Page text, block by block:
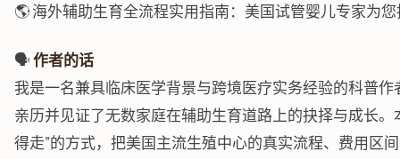
🌎 海外辅助生育全流程实用指南：美国试管婴儿专家为
🗣️作者的话
我是一名兼具临床医学背景与跨境医疗实务经验的科普
亲历并见证了无数家庭在辅助生育道路上的抉择与成长
得走”的方式，把美国主流生殖中心的真实流程、费用区